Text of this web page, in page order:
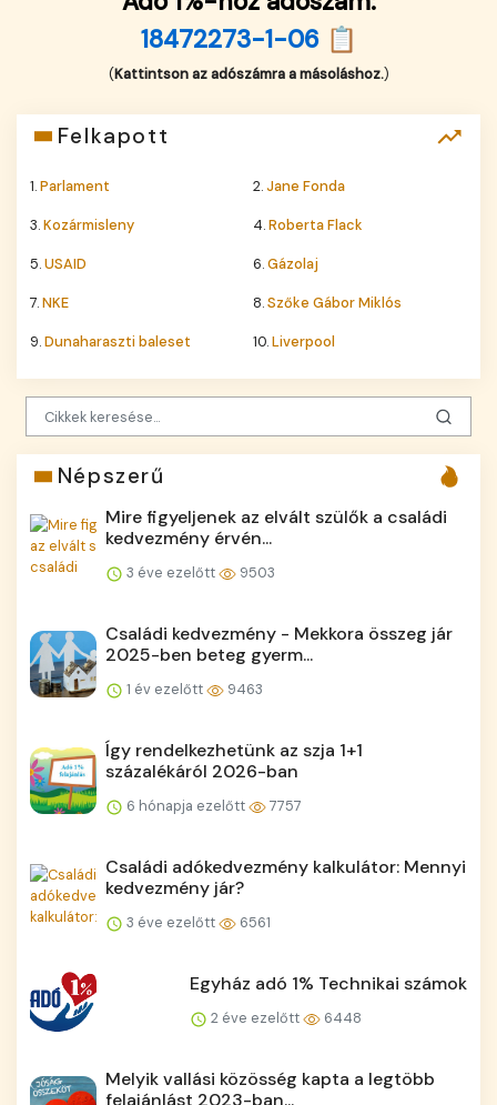
18472273-1-06 📋
(Kattintson az adószámra a másoláshoz.)
Felkapott
1.Parlament 2.Jane Fonda
3.Kozármisleny 4.Roberta Flack
5.USAID 6.Gázolaj
7.NKE 8.Szőke Gábor Miklós
9.Dunaharaszti baleset 10.Liverpool
Népszerű
Mire figyeljenek az elvált szülők a családi
kedvezmény érvén...
3 éve ezelőtt 9503
Családi kedvezmény - Mekkora összeg jár
2025-ben beteg gyerm...
1 év ezelőtt 9463
Így rendelkezhetünk az szja 1+1
százalékáról 2026-ban
6 hónapja ezelőtt 7757
Családi adókedvezmény kalkulátor: Mennyi
kedvezmény jár?
3 éve ezelőtt 6561
Egyház adó 1% Technikai számok
2 éve ezelőtt 6448
Melyik vallási közösség kapta a legtöbb